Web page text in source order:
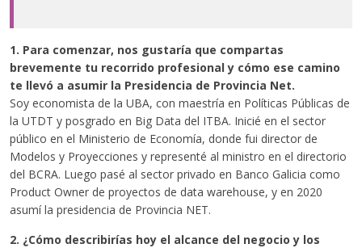
1. Para comenzar, nos gustaría que compartas
brevemente tu recorrido profesional y cómo ese camino
te llevó a asumir la Presidencia de Provincia Net.
Soy economista de la UBA, con maestría en Políticas Públicas de
la UTDT y posgrado en Big Data del ITBA. Inicié en el sector
público en el Ministerio de Economía, donde fui director de
Modelos y Proyecciones y representé al ministro en el directorio
del BCRA. Luego pasé al sector privado en Banco Galicia como
Product Owner de proyectos de data warehouse, y en 2020
asumí la presidencia de Provincia NET.
2. ¿Cómo describirías hoy el alcance del negocio y los